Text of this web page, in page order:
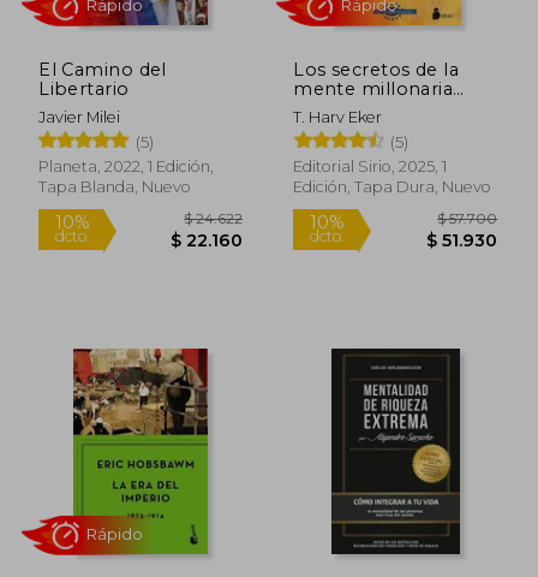
10% $ 50.900 10%
El Camino del
Libertario
Javier Milei
(5)
Planeta, 2022, 1 Edición,
Tapa Blanda, Nuevo
Rápido
Los secretos de la
mente millonaria
(edición 20°
aniversario)
T. Harv Eker
(5)
Editorial Sirio, 2025, 1
Edición, Tapa Dura, Nuevo
Rápido